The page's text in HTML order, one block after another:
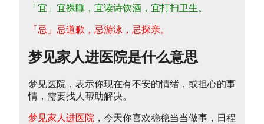
「宜」宜裸睡，宜读诗饮酒，宜打扫卫生。
「忌」忌道歉，忌游泳，忌探亲。
梦见家人进医院是什么意思
梦见医院，表示你现在有不安的情绪，或担心的事
情，需要找人帮助解决。
梦见家人进医院 ，今天你喜欢稳稳当当做事，日程